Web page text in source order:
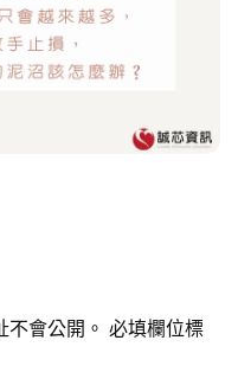
會公開。 必填欄位標